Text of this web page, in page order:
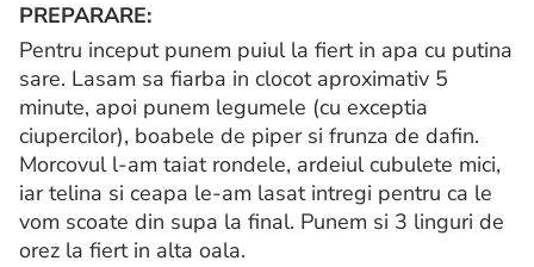
PREPARARE:
Pentru inceput punem puiul la fiert in apa cu putina
sare. Lasam sa fiarba in clocot aproximativ 5
minute, apoi punem legumele (cu exceptia
ciupercilor), boabele de piper si frunza de dafin.
Morcovul l-am taiat rondele, ardeiul cubulete mici,
iar telina si ceapa le-am lasat intregi pentru ca le
vom scoate din supa la final. Punem si 3 linguri de
orez la fiert in alta oala.